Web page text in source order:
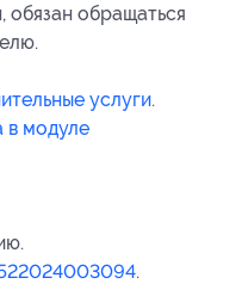
обязан обращаться
услуги.
в модуле
.